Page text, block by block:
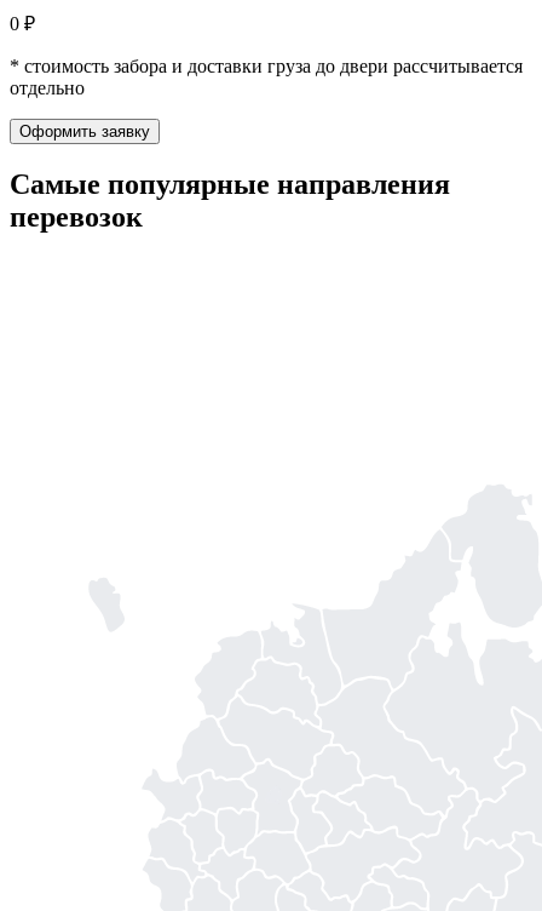
0 ₽
* стоимость забора и доставки груза до двери рассчитывается
отдельно
Оформить заявку
Самые популярные направления
перевозок